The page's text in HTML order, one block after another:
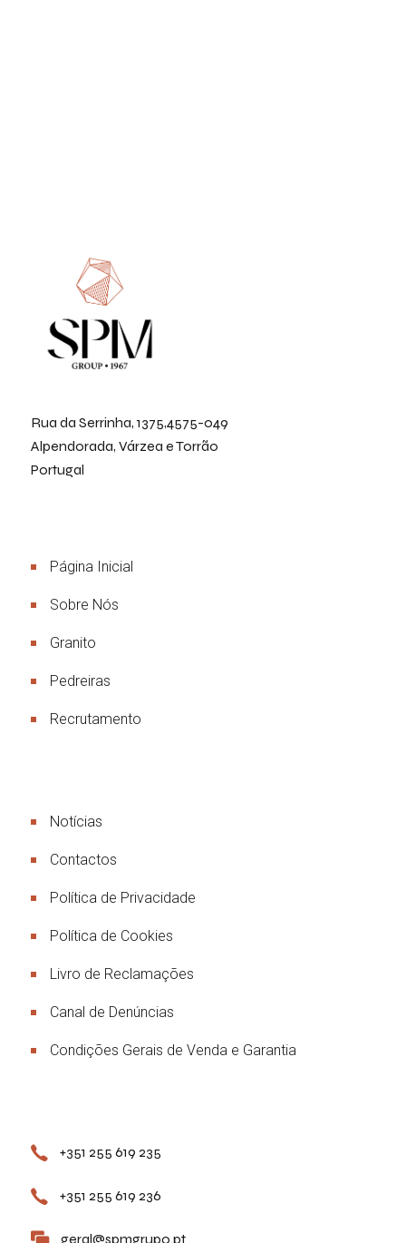
Rua da Serrinha, 1375,4575-049
Alpendorada, Várzea e Torrão
Portugal
Página Inicial
Sobre Nós
Granito
Pedreiras
Recrutamento
Notícias
Contactos
Política de Privacidade
Política de Cookies
Livro de Reclamações
Canal de Denúncias
Condições Gerais de Venda e Garantia
+351 255 619 235
+351 255 619 236
geral@spmgrupo.pt